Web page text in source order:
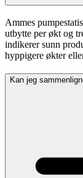
Ammes
utbytte per økt og
indikerer sunn
hyppigere økter
Kan jeg